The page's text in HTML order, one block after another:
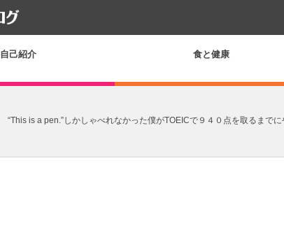
自己紹介 食と健康
“This is a pen.”しかしゃべれなかった僕がTOEICで９４０点を取るまでに